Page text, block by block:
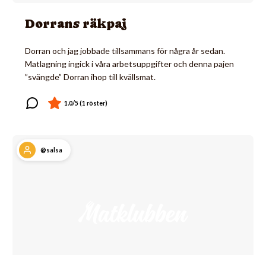
Dorrans räkpaj
Dorran och jag jobbade tillsammans för några år sedan.
Matlagning ingick i våra arbetsuppgifter och denna pajen
”svängde” Dorran ihop till kvällsmat.
@salsa